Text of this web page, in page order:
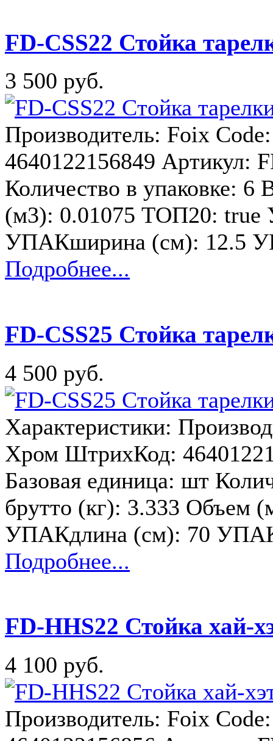
FD-CSS22 Стойка
3 500 руб.
Производитель: Foix
4640122156849 Артикул:
Количество в упаковке: 6
(м3): 0.01075 ТОП20:
УПАКширина (см): 12.5
Подробнее...
FD-CSS25 Стойка
4 500 руб.
Характеристики:
Хром ШтрихКод:
Базовая единица: шт
брутто (кг): 3.333 Объем
УПАКдлина (см): 70
Подробнее...
FD-HHS22 Стойка хай-
4 100 руб.
Производитель: Foix